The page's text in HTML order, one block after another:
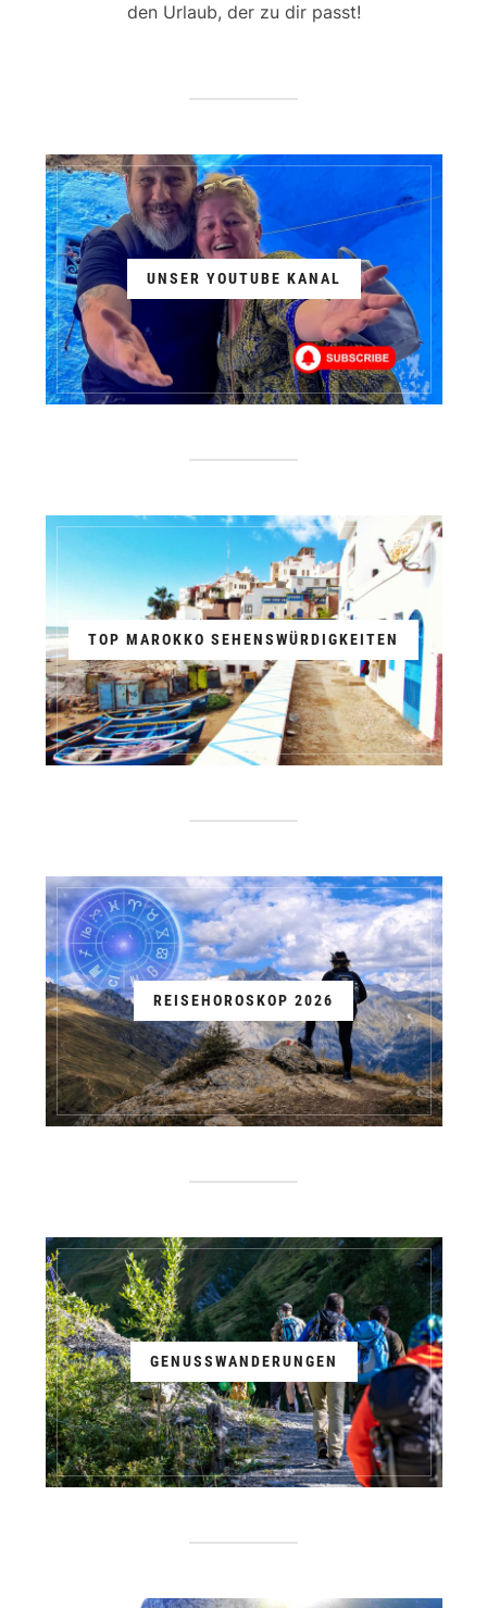
den Urlaub, der zu dir passt!
UNSER YOUTUBE KANAL
TOP MAROKKO SEHENSWÜRDIGKEITEN
REISEHOROSKOP 2026
GENUSSWANDERUNGEN